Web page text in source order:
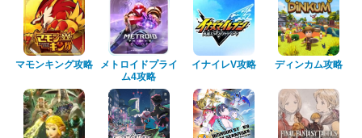
マモンキング攻略
メトロイドプライ
ム4攻略
イナイレV攻略 ディンカム攻略